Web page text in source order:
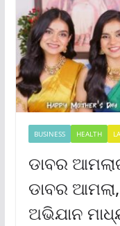
BUSINESS HEALTH
ଡାବର
ଡାବର ଆମଲା,
ଅଭିଯାନ